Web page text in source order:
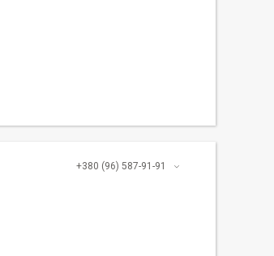
+380 (96) 587-91-91